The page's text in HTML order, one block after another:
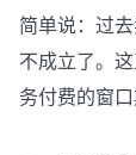
简单说：过
不成立了。
务付费的窗口